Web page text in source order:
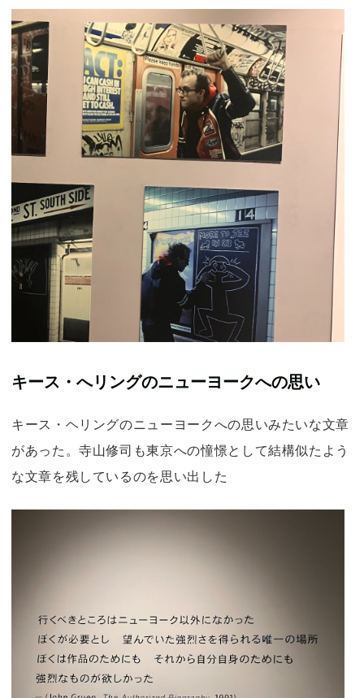
キース・へリングのニューヨークへの思い
キース・ヘリングのニューヨークへの思いみたいな文章
があった。寺山修司も東京への憧憬として結構似たよう
な文章を残しているのを思い出した